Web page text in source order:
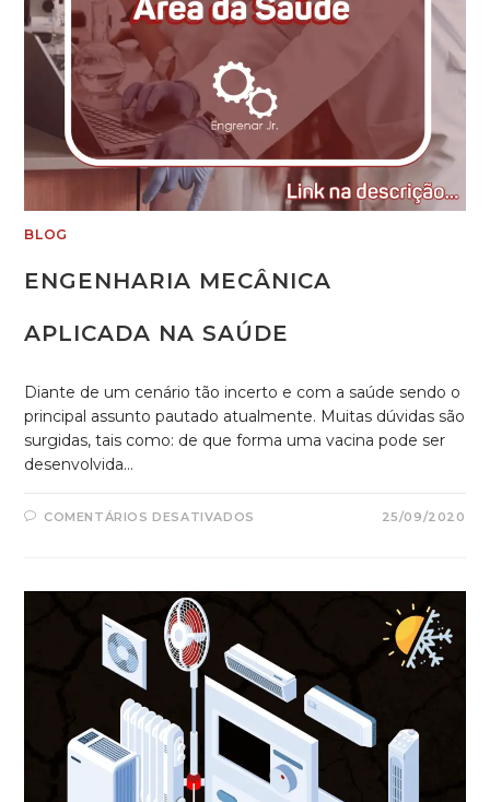
BLOG
ENGENHARIA MECÂNICA
APLICADA NA SAÚDE
Diante de um cenário tão incerto e com a saúde sendo o
principal assunto pautado atualmente. Muitas dúvidas são
surgidas, tais como: de que forma uma vacina pode ser
desenvolvida…
COMENTÁRIOS DESATIVADOS
SAÚDE
25/09/2020